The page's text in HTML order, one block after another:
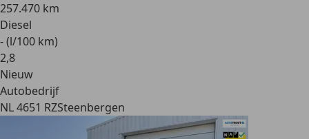
257.470 km
Diesel
- (l/100 km)
2,8
Nieuw
Autobedrijf
NL 4651 RZSteenbergen